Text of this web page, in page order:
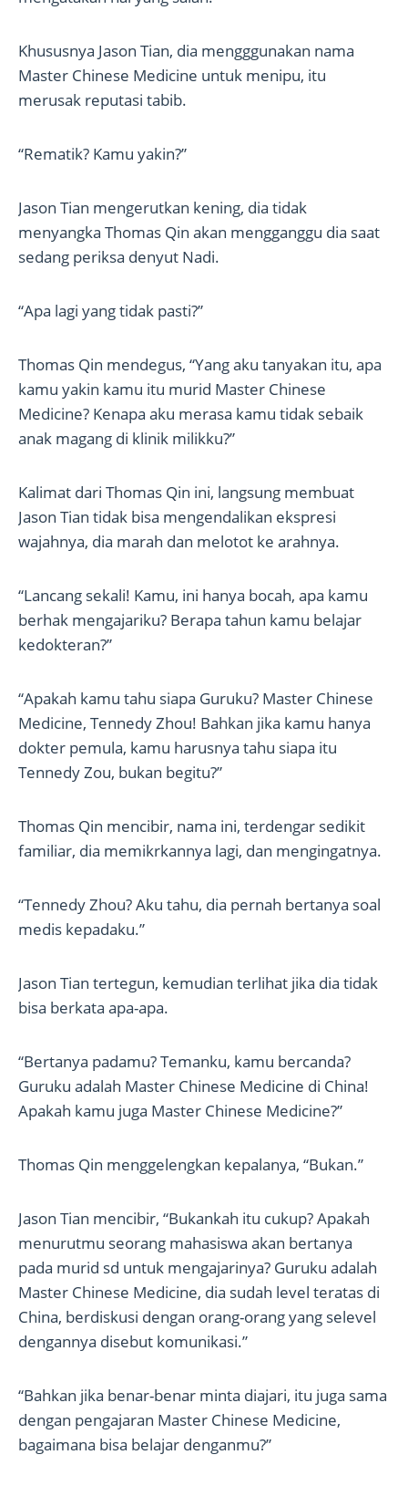
Khususnya Jason Tian, dia mengggunakan nama
Master Chinese Medicine untuk menipu, itu
merusak reputasi tabib.
“Rematik? Kamu yakin?”
Jason Tian mengerutkan kening, dia tidak
menyangka Thomas Qin akan mengganggu dia saat
sedang periksa denyut Nadi.
“Apa lagi yang tidak pasti?”
Thomas Qin mendegus, “Yang aku tanyakan itu, apa
kamu yakin kamu itu murid Master Chinese
Medicine? Kenapa aku merasa kamu tidak sebaik
anak magang di klinik milikku?”
Kalimat dari Thomas Qin ini, langsung membuat
Jason Tian tidak bisa mengendalikan ekspresi
wajahnya, dia marah dan melotot ke arahnya.
“Lancang sekali! Kamu, ini hanya bocah, apa kamu
berhak mengajariku? Berapa tahun kamu belajar
kedokteran?”
“Apakah kamu tahu siapa Guruku? Master Chinese
Medicine, Tennedy Zhou! Bahkan jika kamu hanya
dokter pemula, kamu harusnya tahu siapa itu
Tennedy Zou, bukan begitu?”
Thomas Qin mencibir, nama ini, terdengar sedikit
familiar, dia memikrkannya lagi, dan mengingatnya.
“Tennedy Zhou? Aku tahu, dia pernah bertanya soal
medis kepadaku.”
Jason Tian tertegun, kemudian terlihat jika dia tidak
bisa berkata apa-apa.
“Bertanya padamu? Temanku, kamu bercanda?
Guruku adalah Master Chinese Medicine di China!
Apakah kamu juga Master Chinese Medicine?”
Thomas Qin menggelengkan kepalanya, “Bukan.”
Jason Tian mencibir, “Bukankah itu cukup? Apakah
menurutmu seorang mahasiswa akan bertanya
pada murid sd untuk mengajarinya? Guruku adalah
Master Chinese Medicine, dia sudah level teratas di
China, berdiskusi dengan orang-orang yang selevel
dengannya disebut komunikasi.”
“Bahkan jika benar-benar minta diajari, itu juga sama
dengan pengajaran Master Chinese Medicine,
bagaimana bisa belajar denganmu?”